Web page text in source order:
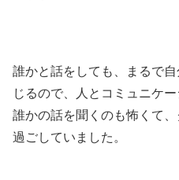
誰かと話をしても、まるで
じるので、人とコミュニケ
誰かの話を聞くのも怖くて
過ごしていました。